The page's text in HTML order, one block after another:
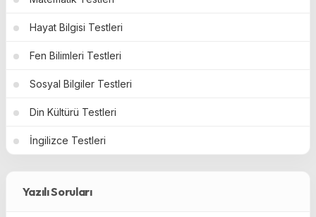
Hayat Bilgisi Testleri
Fen Bilimleri Testleri
Sosyal Bilgiler Testleri
Din Kültürü Testleri
İngilizce Testleri
Yazılı Soruları